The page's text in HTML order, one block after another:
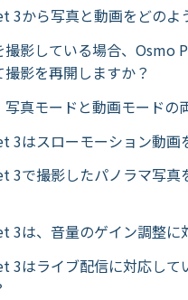
3から写真と動画をどの
撮影している場合、
影を再開しますか？
写真モードと動画モードの
3はスローモーション動画
3で撮影したパノラマ写
3は、音量のゲイン調整に
3はライブ配信に対応し